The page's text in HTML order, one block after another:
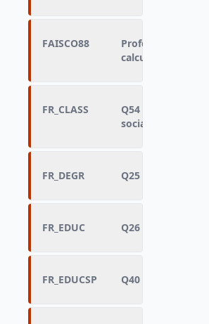
FAISCO88
Profession du
calculée
FR_CLASS
Q54 - Sentiment
sociale
FR_DEGR Q25 - Niveau
FR_EDUC Q26 - Age à
FR_EDUCSP Q40 - Age du